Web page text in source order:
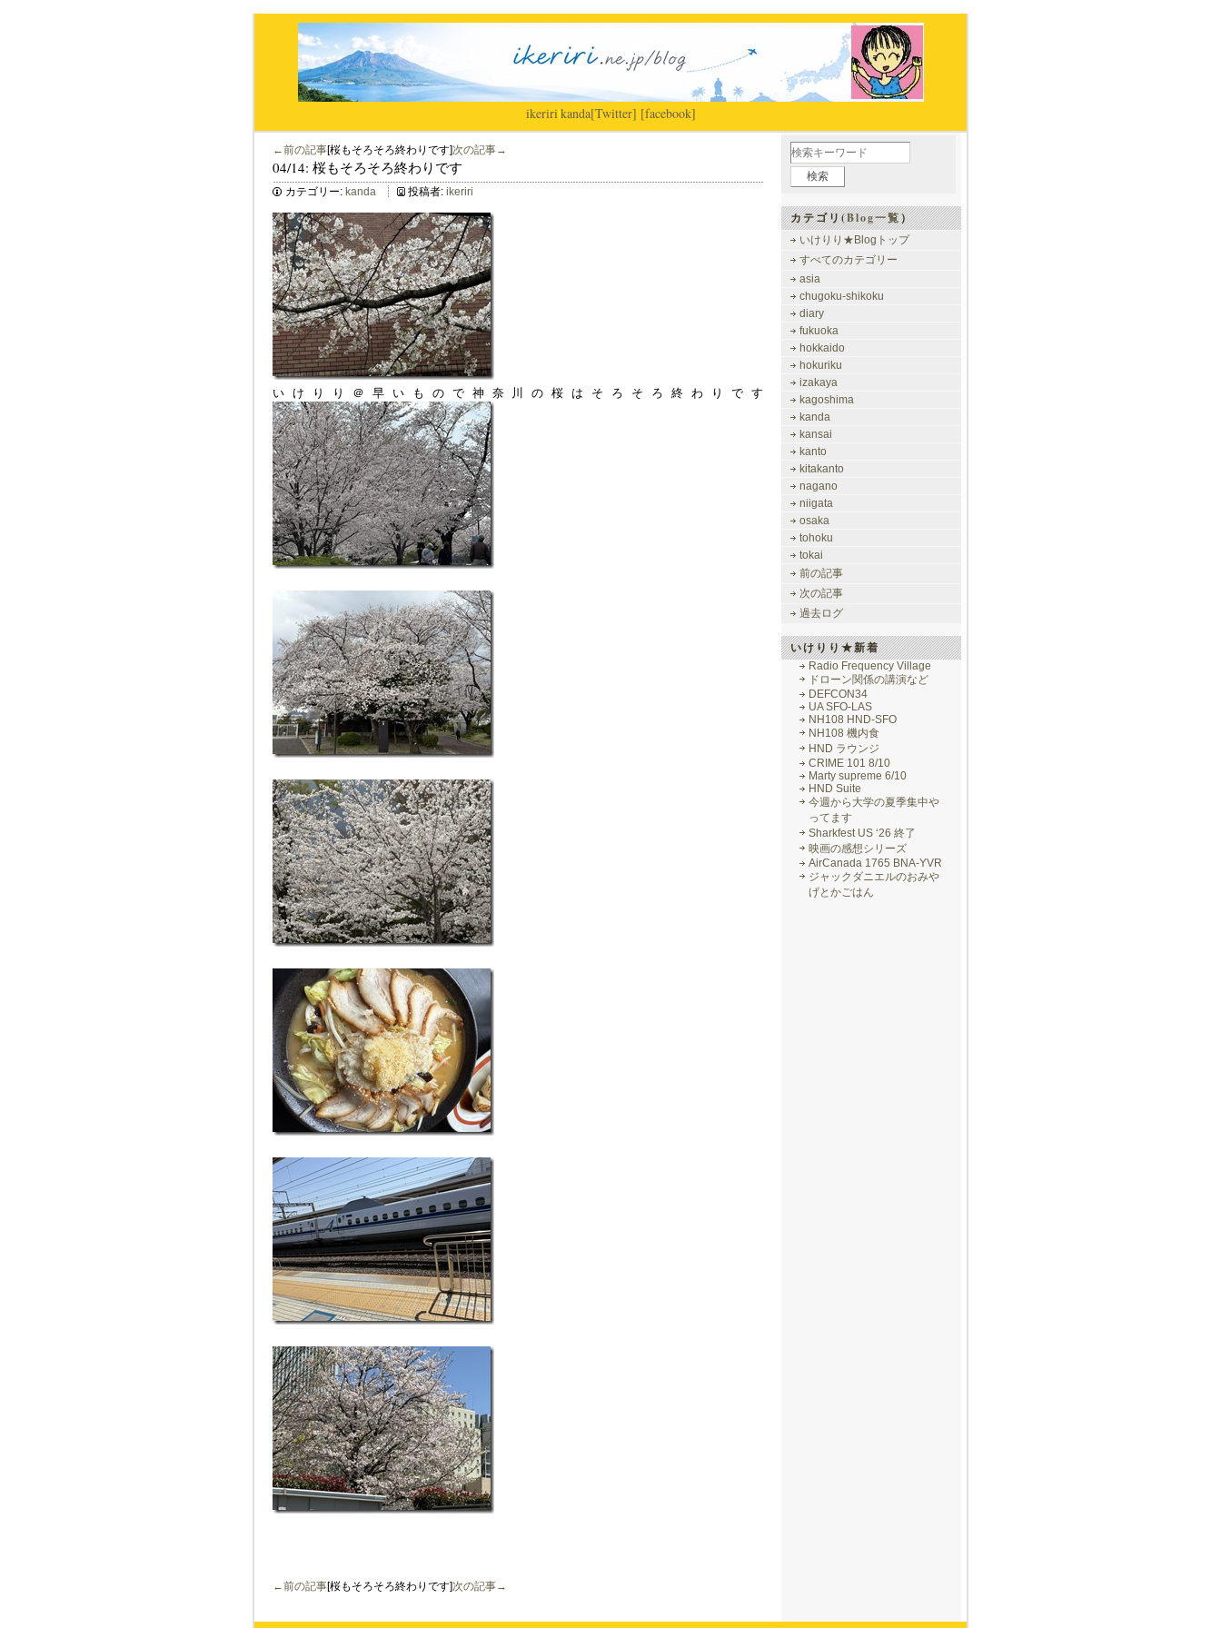
ikeriri|kanda[Twitter] [facebook]
←前の記事[桜もそろそろ終わりです]次の記事→
04/14: 桜もそろそろ終わりです
カテゴリー: kanda 投稿者: ikeriri
いけりり＠早いもので神奈川の桜はそろそろ終わりです
←前の記事[桜もそろそろ終わりです]次の記事→
カテゴリ(Blog一覧）
いけりり★Blogトップ
すべてのカテゴリー
asia
chugoku-shikoku
diary
fukuoka
hokkaido
hokuriku
izakaya
kagoshima
kanda
kansai
kanto
kitakanto
nagano
niigata
osaka
tohoku
tokai
前の記事
次の記事
過去ログ
いけりり★新着
Radio Frequency Village
ドローン関係の講演など
DEFCON34
UA SFO-LAS
NH108 HND-SFO
NH108 機内食
HND ラウンジ
CRIME 101 8/10
Marty supreme 6/10
HND Suite
今週から大学の夏季集中や
ってます
Sharkfest US ‘26 終了
映画の感想シリーズ
AirCanada 1765 BNA-YVR
ジャックダニエルのおみや
げとかごはん